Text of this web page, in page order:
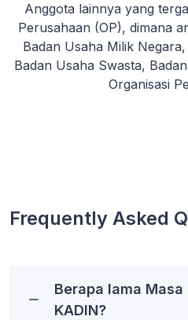
Anggota lainnya yang
Perusahaan (OP), dimana
Badan Usaha Milik
Badan Usaha Swasta,
Organisasi
Frequently Asked
Berapa lama Masa
KADIN?